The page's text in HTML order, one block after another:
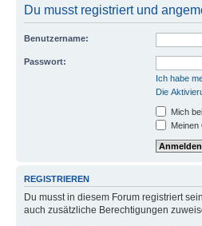
Du musst registriert und
Benutzername:
Passwort:
Ich habe
Die
Mich
Meinen
REGISTRIEREN
Du musst in diesem Forum registriert
auch zusätzliche Berechtigungen